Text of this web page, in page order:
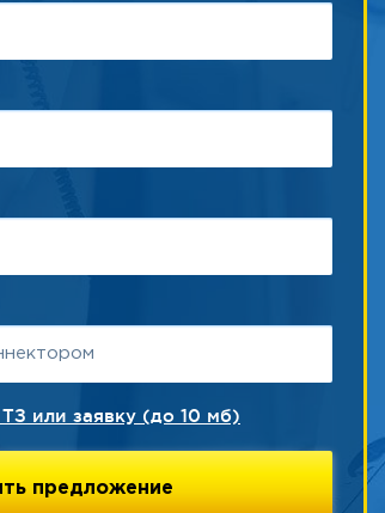
или заявку (до 10 мб)